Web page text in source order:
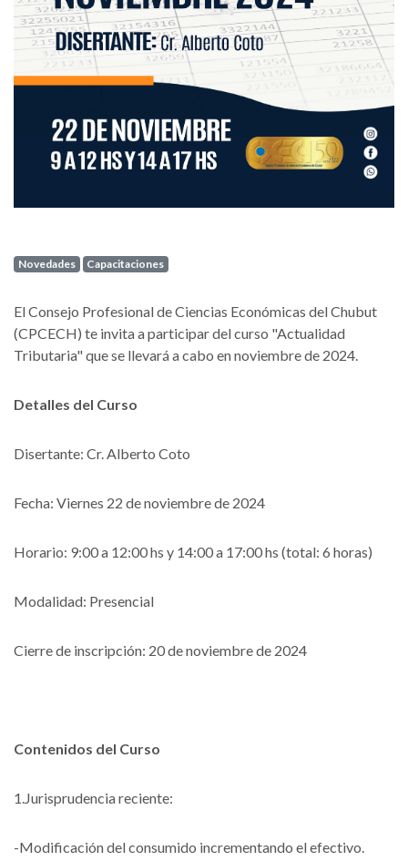
Novedades Capacitaciones
El Consejo Profesional de Ciencias Económicas del Chubut
(CPCECH) te invita a participar del curso "Actualidad
Tributaria" que se llevará a cabo en noviembre de 2024.
Detalles del Curso
Disertante: Cr. Alberto Coto
Fecha: Viernes 22 de noviembre de 2024
Horario: 9:00 a 12:00 hs y 14:00 a 17:00 hs (total: 6 horas)
Modalidad: Presencial
Cierre de inscripción: 20 de noviembre de 2024
Contenidos del Curso
1.Jurisprudencia reciente:
-Modificación del consumido incrementando el efectivo.